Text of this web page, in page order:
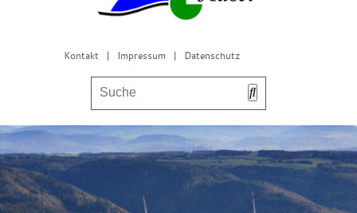
Kontakt | Impressum | Datenschutz
Bürgerservice & Gemeinderat
Leben in Hasel